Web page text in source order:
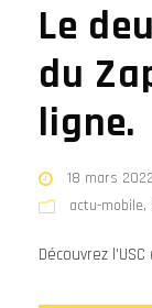
Le
du
ligne.
18 mars 2022
actu-mobile,
Découvrez